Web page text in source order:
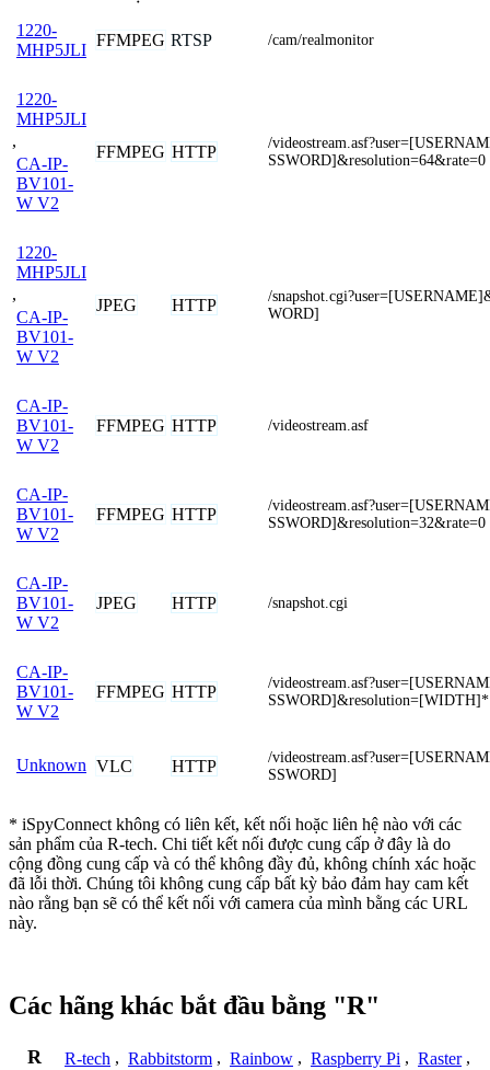
1220-
MHP5JLI
FFMPEG RTSP /cam/realmonitor
1220-
MHP5JLI
,
CA-IP-
BV101-
W V2
FFMPEG HTTP
/
SSWORD]&resolution=64&rate=0
1220-
MHP5JLI
,
CA-IP-
BV101-
W V2
JPEG HTTP
/
WORD]
CA-IP-
BV101-
W V2
FFMPEG HTTP /videostream.asf
CA-IP-
BV101-
W V2
FFMPEG HTTP
/
SSWORD]&resolution=32&rate=0
CA-IP-
BV101-
W V2
JPEG HTTP /snapshot.cgi
CA-IP-
BV101-
W V2
FFMPEG HTTP
/
Unknown VLC HTTP
/
SSWORD]
* iSpyConnect không có liên kết, kết nối hoặc liên hệ nào với các
sản phẩm của R-tech. Chi tiết kết nối được cung cấp ở đây là do
cộng đồng cung cấp và có thể không đầy đủ, không chính xác hoặc
đã lỗi thời. Chúng tôi không cung cấp bất kỳ bảo đảm hay cam kết
nào rằng bạn sẽ có thể kết nối với camera của mình bằng các URL
này.
Các hãng khác bắt đầu bằng "R"
R R-tech , Rabbitstorm , Rainbow , Raspberry Pi , Raster ,